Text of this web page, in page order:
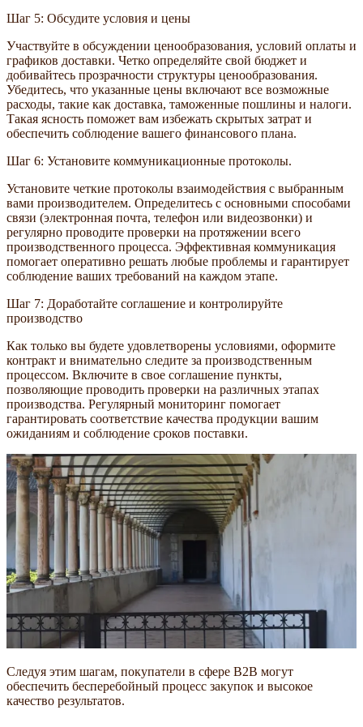
Шаг 5: Обсудите условия и цены
Участвуйте в обсуждении ценообразования, условий оплаты и
графиков доставки. Четко определяйте свой бюджет и
добивайтесь прозрачности структуры ценообразования.
Убедитесь, что указанные цены включают все возможные
расходы, такие как доставка, таможенные пошлины и налоги.
Такая ясность поможет вам избежать скрытых затрат и
обеспечить соблюдение вашего финансового плана.
Шаг 6: Установите коммуникационные протоколы.
Установите четкие протоколы взаимодействия с выбранным
вами производителем. Определитесь с основными способами
связи (электронная почта, телефон или видеозвонки) и
регулярно проводите проверки на протяжении всего
производственного процесса. Эффективная коммуникация
помогает оперативно решать любые проблемы и гарантирует
соблюдение ваших требований на каждом этапе.
Шаг 7: Доработайте соглашение и контролируйте
производство
Как только вы будете удовлетворены условиями, оформите
контракт и внимательно следите за производственным
процессом. Включите в свое соглашение пункты,
позволяющие проводить проверки на различных этапах
производства. Регулярный мониторинг помогает
гарантировать соответствие качества продукции вашим
ожиданиям и соблюдение сроков поставки.
Следуя этим шагам, покупатели в сфере B2B могут
обеспечить бесперебойный процесс закупок и высокое
качество результатов.